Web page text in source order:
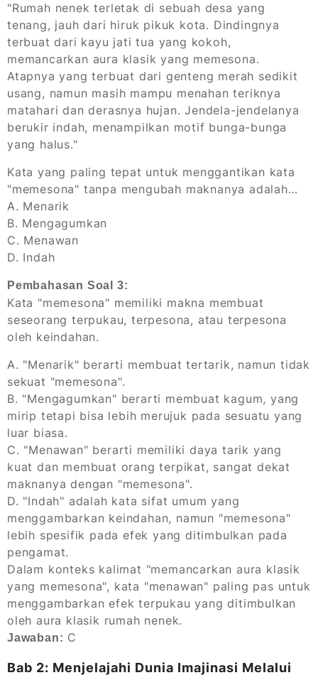
"Rumah nenek terletak di sebuah desa yang
tenang, jauh dari hiruk pikuk kota. Dindingnya
terbuat dari kayu jati tua yang kokoh,
memancarkan aura klasik yang memesona.
Atapnya yang terbuat dari genteng merah sedikit
usang, namun masih mampu menahan teriknya
matahari dan derasnya hujan. Jendela-jendelanya
berukir indah, menampilkan motif bunga-bunga
yang halus."
Kata yang paling tepat untuk menggantikan kata
"memesona" tanpa mengubah maknanya adalah…
A. Menarik
B. Mengagumkan
C. Menawan
D. Indah
Pembahasan Soal 3:
Kata "memesona" memiliki makna membuat
seseorang terpukau, terpesona, atau terpesona
oleh keindahan.
A. "Menarik" berarti membuat tertarik, namun tidak
sekuat "memesona".
B. "Mengagumkan" berarti membuat kagum, yang
mirip tetapi bisa lebih merujuk pada sesuatu yang
luar biasa.
C. "Menawan" berarti memiliki daya tarik yang
kuat dan membuat orang terpikat, sangat dekat
maknanya dengan "memesona".
D. "Indah" adalah kata sifat umum yang
menggambarkan keindahan, namun "memesona"
lebih spesifik pada efek yang ditimbulkan pada
pengamat.
Dalam konteks kalimat "memancarkan aura klasik
yang memesona", kata "menawan" paling pas untuk
menggambarkan efek terpukau yang ditimbulkan
oleh aura klasik rumah nenek.
Jawaban: C
Bab 2: Menjelajahi Dunia Imajinasi Melalui